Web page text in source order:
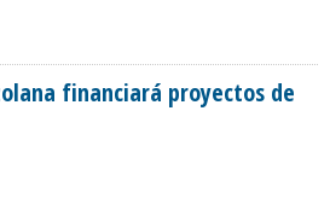
financiará proyectos de